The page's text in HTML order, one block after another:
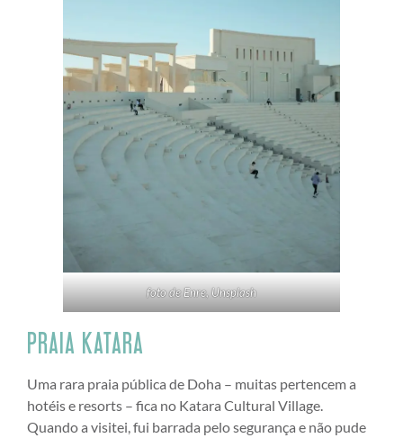
foto de Enre, Unsplash
PRAIA KATARA
Uma rara praia pública de Doha – muitas pertencem a
hotéis e resorts – fica no Katara Cultural Village.
Quando a visitei, fui barrada pelo segurança e não pude